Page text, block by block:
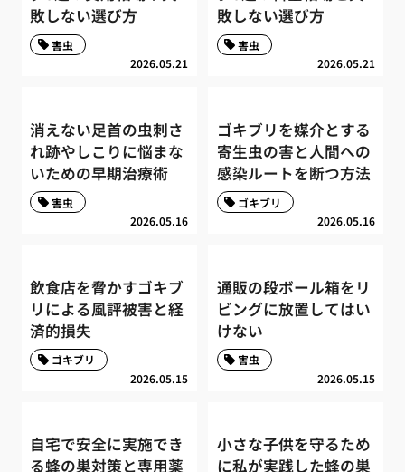
敗しない選び方
2026.05.21
害虫
敗しない選び方
2026.05.21
害虫
消えない足首の虫刺さ
れ跡やしこりに悩まな
いための早期治療術
2026.05.16
害虫
ゴキブリを媒介とする
寄生虫の害と人間への
感染ルートを断つ方法
2026.05.16
ゴキブリ
飲食店を脅かすゴキブ
リによる風評被害と経
済的損失
2026.05.15
ゴキブリ
通販の段ボール箱をリ
ビングに放置してはい
けない
2026.05.15
害虫
自宅で安全に実施でき
る蜂の巣対策と専用薬
小さな子供を守るため
に私が実践した蜂の巣